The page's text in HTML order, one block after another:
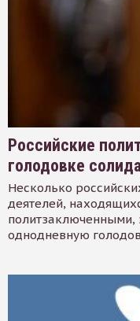
Российские
голодовке
Несколько
деятелей,
политзаключенными,
однодневную